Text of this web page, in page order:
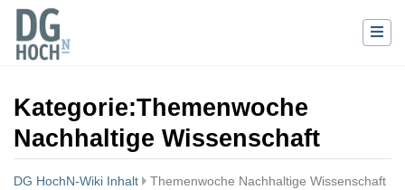
Kategorie:Themenwoche
Nachhaltige Wissenschaft
DG HochN-Wiki Inhalt Themenwoche Nachhaltige Wissenschaft